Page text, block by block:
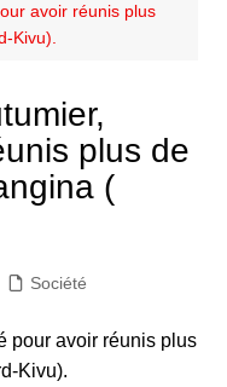
avoir réunis plus
Kivu).
plus de
(
Société